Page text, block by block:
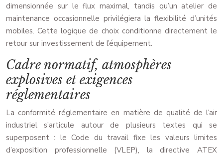
dimensionnée sur le flux maximal, tandis qu’un atelier de
maintenance occasionnelle privilégiera la flexibilité d’unités
mobiles. Cette logique de choix conditionne directement le
retour sur investissement de l’équipement.
Cadre normatif, atmosphères
explosives et exigences
réglementaires
La conformité réglementaire en matière de qualité de l’air
industriel s’articule autour de plusieurs textes qui se
superposent : le Code du travail fixe les valeurs limites
d’exposition professionnelle (VLEP), la directive ATEX